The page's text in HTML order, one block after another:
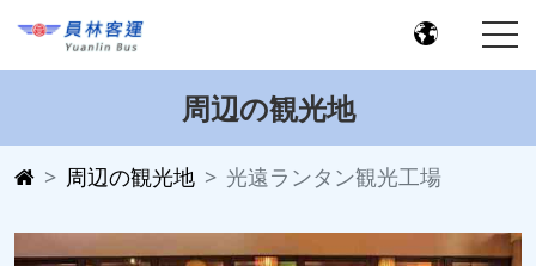
周辺の観光地
周辺の観光地 光遠ランタン観光工場